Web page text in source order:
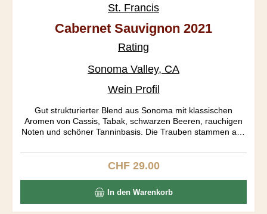
St. Francis
Cabernet Sauvignon 2021
Rating
Sonoma Valley, CA
Wein Profil
Gut strukturierter Blend aus Sonoma mit klassischen
Aromen von Cassis, Tabak, schwarzen Beeren, rauchigen
Noten und schöner Tanninbasis. Die Trauben stammen aus
Alexander Valley.
Regulärer Preis:
CHF 29.00
In den Warenkorb